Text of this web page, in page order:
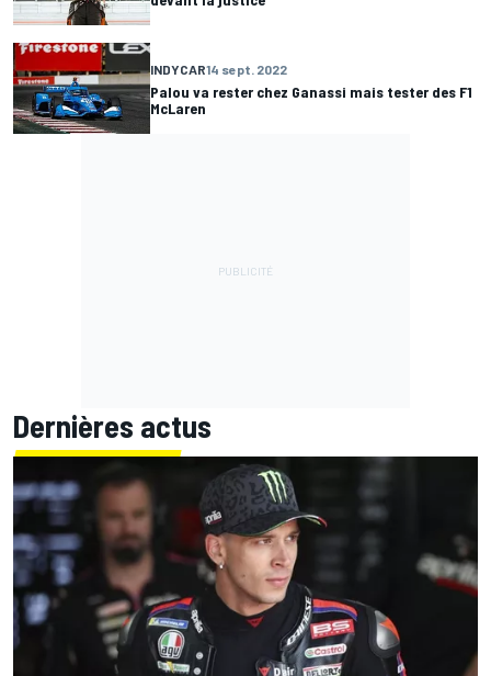
INDYCAR14 sept. 2022
Palou va rester chez Ganassi mais tester des F1
McLaren
Dernières actus